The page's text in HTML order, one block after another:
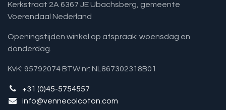
Kerkstraat 2A 6367 JE Ubachsberg, gemeente
Voerendaal Nederland
Openingstijden winkel op afspraak: woensdag en
donderdag.
KvK: 95792074 BTW nr: NL867302318B01
+31 (0)45-5754557
info@vennecolcoton.com